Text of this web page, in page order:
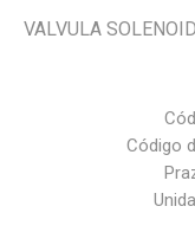
VALVULA
Código